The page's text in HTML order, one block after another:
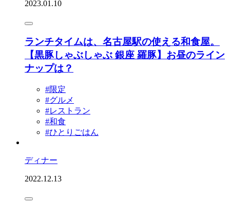
2023.01.10
ランチタイムは、名古屋駅の使える和食屋。
【黒豚しゃぶしゃぶ 銀座 羅豚】お昼のライン
ナップは？
#限定
#グルメ
#レストラン
#和食
#ひとりごはん
ディナー
2022.12.13